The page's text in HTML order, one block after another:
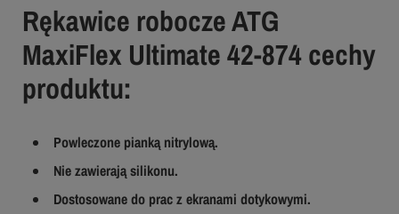
Rękawice robocze ATG
MaxiFlex Ultimate 42-874 cechy
produktu:
Powleczone pianką nitrylową.
Nie zawierają silikonu.
Dostosowane do prac z ekranami dotykowymi.